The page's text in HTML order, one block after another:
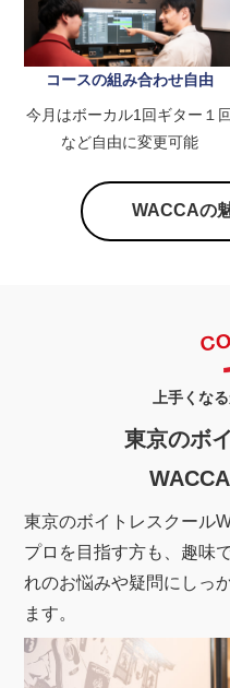
コースの組み合わせ自由
今月はボーカル1回ギター１回
など自由に変更可能
WACCAの
上手くな
東京のボ
東京のボイトレスクール
プロを目指す方も、趣味
れのお悩みや疑問にしっ
ます。